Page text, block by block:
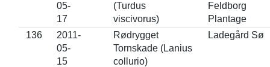
05-
17
(Turdus
viscivorus)
Feldborg
Plantage
136
2011-
05-
15
Rødrygget
Tornskade (Lanius
collurio)
Ladegård Sø